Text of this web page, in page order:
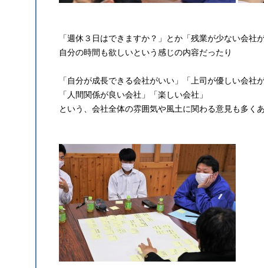
「週休３日はできますか？」とか「残業が少ない会社
自分の時間も欲しいという感じの内容だったり
「自分が成長できる会社がいい」「上司が優しい会社
「人間関係が良い会社」「楽しい会社」
という、会社全体の雰囲気や風土に関わる意見も多く